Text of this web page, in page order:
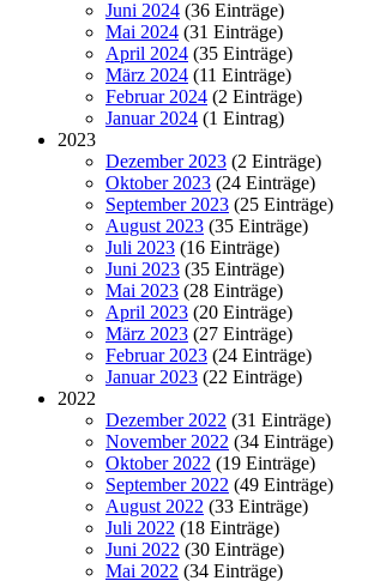
Juni 2024 (36 Einträge)
Mai 2024 (31 Einträge)
April 2024 (35 Einträge)
März 2024 (11 Einträge)
Februar 2024 (2 Einträge)
Januar 2024 (1 Eintrag)
2023
Dezember 2023 (2 Einträge)
Oktober 2023 (24 Einträge)
September 2023 (25 Einträge)
August 2023 (35 Einträge)
Juli 2023 (16 Einträge)
Juni 2023 (35 Einträge)
Mai 2023 (28 Einträge)
April 2023 (20 Einträge)
März 2023 (27 Einträge)
Februar 2023 (24 Einträge)
Januar 2023 (22 Einträge)
2022
Dezember 2022 (31 Einträge)
November 2022 (34 Einträge)
Oktober 2022 (19 Einträge)
September 2022 (49 Einträge)
August 2022 (33 Einträge)
Juli 2022 (18 Einträge)
Juni 2022 (30 Einträge)
Mai 2022 (34 Einträge)